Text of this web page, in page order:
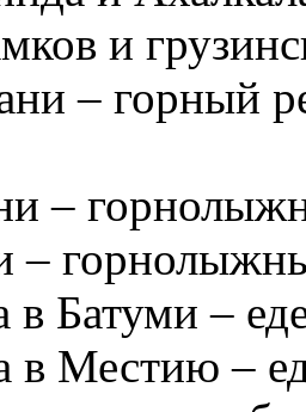
и
– горный
–
–
в Батуми –
в Местию –